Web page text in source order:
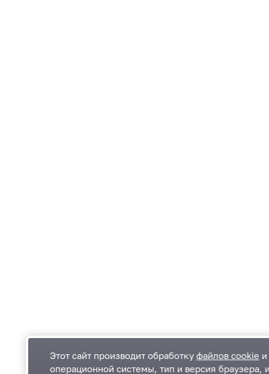
Этот сайт производит обработку файлов cookie
операционной системы, тип и версия браузера,